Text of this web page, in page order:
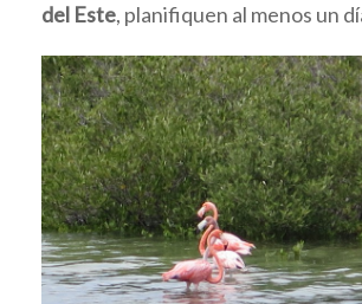
del Este, planifiquen al menos un